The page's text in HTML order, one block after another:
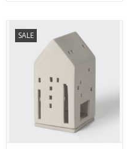
SALE